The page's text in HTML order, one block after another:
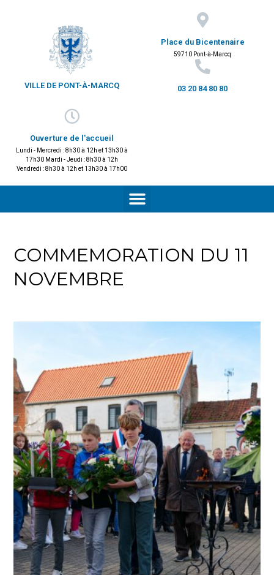
VILLE DE PONT-À-MARCQ
Place du Bicentenaire
59710 Pont-à-Marcq
03 20 84 80 80
Ouverture de l'accueil
Lundi - Mercredi : 8h30 à 12h et 13h30 à
17h30 Mardi - Jeudi : 8h30 à 12h
Vendredi : 8h30 à 12h et 13h30 à 17h00
COMMEMORATION DU 11
NOVEMBRE